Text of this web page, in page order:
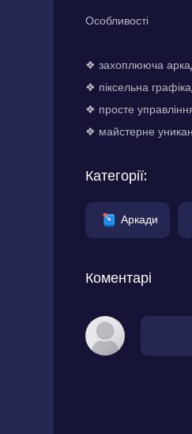
Особливості
❖ захоплююча
❖ піксельна
❖ просте
❖ майстерне
Категорії:
Аркади
Коментарі